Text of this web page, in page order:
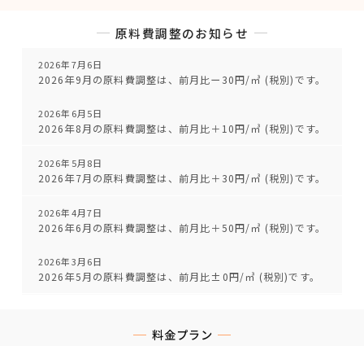
原料費調整のお知らせ
2026年7月6日
2026年9月の原料費調整は、前月比ー30円/㎥ (税別)です。
2026年6月5日
2026年8月の原料費調整は、前月比＋10円/㎥ (税別)です。
2026年5月8日
2026年7月の原料費調整は、前月比＋30円/㎥ (税別)です。
2026年4月7日
2026年6月の原料費調整は、前月比＋50円/㎥ (税別)です。
2026年3月6日
2026年5月の原料費調整は、前月比±0円/㎥ (税別)です。
料金プラン